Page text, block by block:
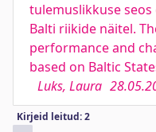
tulemuslikkuse
Balti riikide näitel.
performance and
based on Baltic
Luks, Laura
Kirjeid leitud: 2